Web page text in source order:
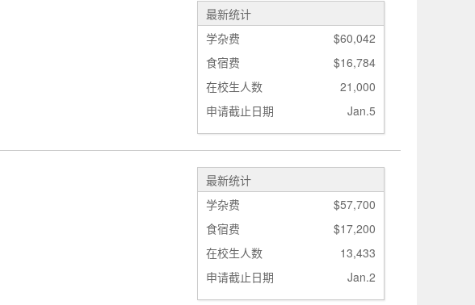
最新统计
学杂费
$60,042
食宿费
$16,784
在校生人数
21,000
申请截止日期
Jan.5
最新统计
学杂费
$57,700
食宿费
$17,200
在校生人数
13,433
申请截止日期
Jan.2